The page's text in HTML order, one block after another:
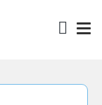
Accesso